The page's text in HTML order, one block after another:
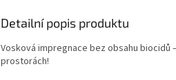
Detailní popis produktu
Vosková impregnace bez obsahu biocidů
prostorách!